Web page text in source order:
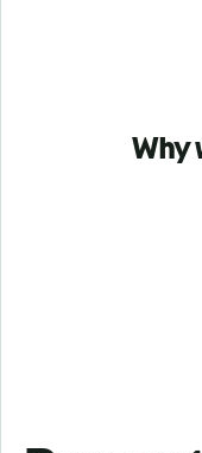
Why